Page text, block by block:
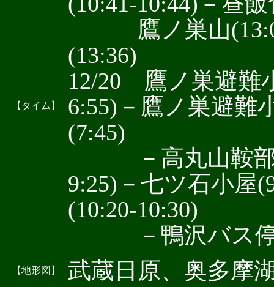
【タイム】
鷹ノ巣山
(13:36)
12/20 鷹ノ巣避難
6:55)－鷹ノ巣避難
(7:45)
－高丸山鞍部
9:25)－七ツ石小屋
(10:20-10:30)
－鴨沢バス停
【地形図】 武蔵日原、奥多